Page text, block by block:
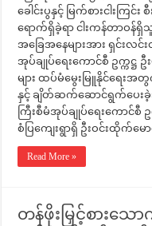
ခေါင်းပွနှင့် မြက်စားငါးကြင်
ရောက်ရှိခဲ့ရာ ငါးကန်တာဝန်
အခြေအနေများအား ရှင်းလ
အုပ်ချုပ်ရေးကောင်စီ ဥက္ကဋ္ဌ ဦ
များ ထပ်မံမွေးမြူနိုင်ရေးအတွ
နှင့် ချိတ်ဆက်ဆောင်ရွက်ပ
ကြီးစီမံအုပ်ချုပ်ရေးကောင်စီ
စံပြကျေးရွာရှိ ဦးဝင်းထိုက်မေ
Read More »
တန်ဖိုးမြှင့်စားသ